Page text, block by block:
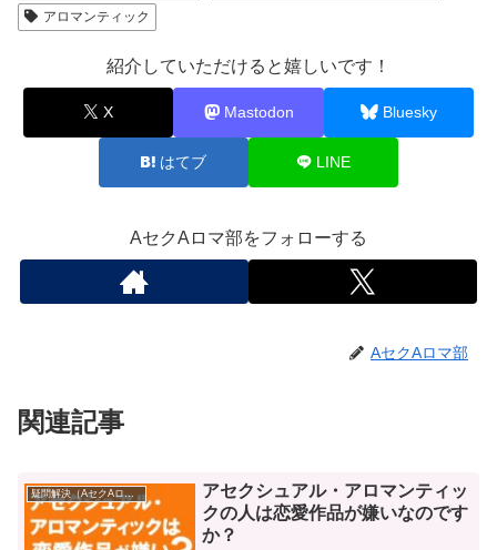
アロマンティック
紹介していただけると嬉しいです！
X Mastodon Bluesky
はてブ LINE
AセクAロマ部をフォローする
AセクAロマ部
関連記事
疑問解決（AセクAロマ）
アセクシュアル・アロマンティッ
クの人は恋愛作品が嫌いなのです
か？